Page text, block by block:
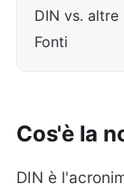
DIN vs. altre
Fonti
Cos'è la
DIN è